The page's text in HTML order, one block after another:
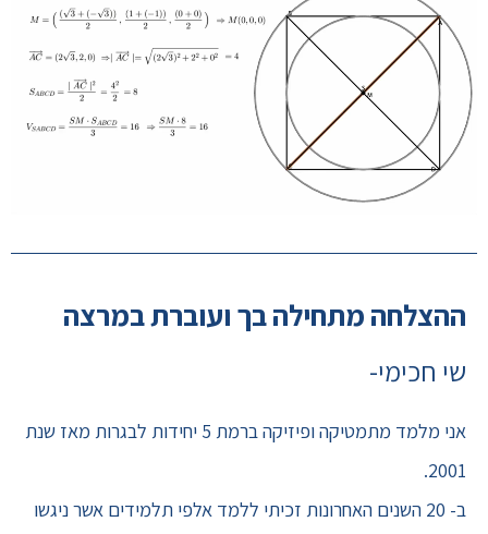
ההצלחה מתחילה בך ועוברת במרצה
שי חכימי-
אני מלמד מתמטיקה ופיזיקה ברמת 5 יחידות לבגרות מאז שנת
2001.
ב- 20 השנים האחרונות זכיתי ללמד אלפי תלמידים אשר ניגשו